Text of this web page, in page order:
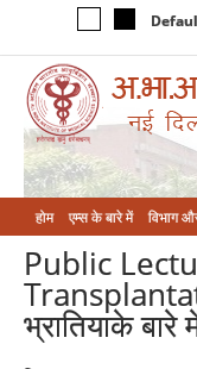
होम एम्‍स के बारे में विभाग
Public
भ्रातियाके बारे